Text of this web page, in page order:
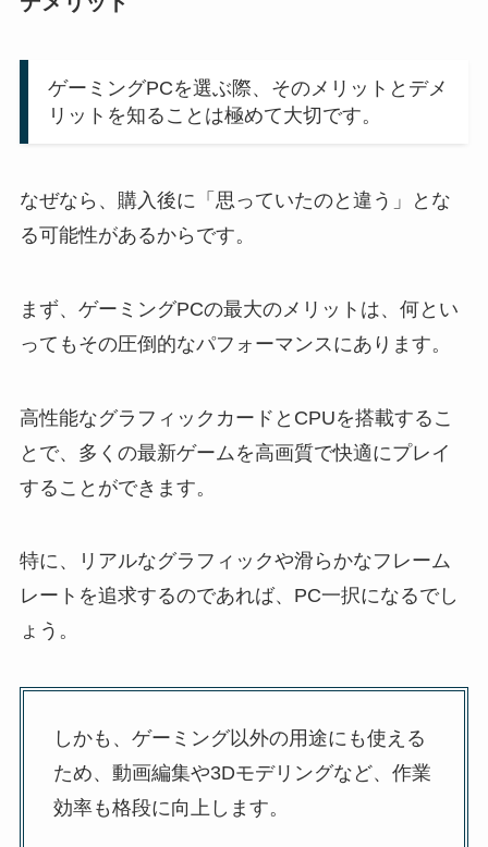
ゲーミングPCを選ぶ際、そのメリットとデメ
リットを知ることは極めて大切です。
なぜなら、購入後に「思っていたのと違う」とな
る可能性があるからです。
まず、ゲーミングPCの最大のメリットは、何とい
ってもその圧倒的なパフォーマンスにあります。
高性能なグラフィックカードとCPUを搭載するこ
とで、多くの最新ゲームを高画質で快適にプレイ
することができます。
特に、リアルなグラフィックや滑らかなフレーム
レートを追求するのであれば、PC一択になるでし
ょう。
しかも、ゲーミング以外の用途にも使える
ため、動画編集や3Dモデリングなど、作業
効率も格段に向上します。